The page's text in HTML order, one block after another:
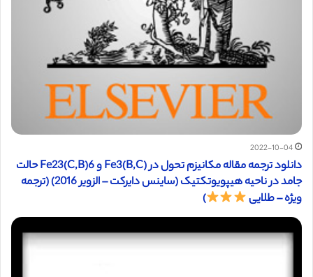
2022-10-04
دانلود ترجمه مقاله مکانیزم تحول در (Fe3(B,C و Fe23(C,B)6 حالت
جامد در ناحیه هیپویوتکتیک (ساینس دایرکت – الزویر 2016) (ترجمه
ویژه – طلایی
)